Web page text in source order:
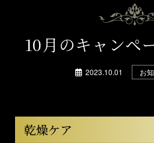
10月のキャンペ
2023.10.01 お
乾燥ケア